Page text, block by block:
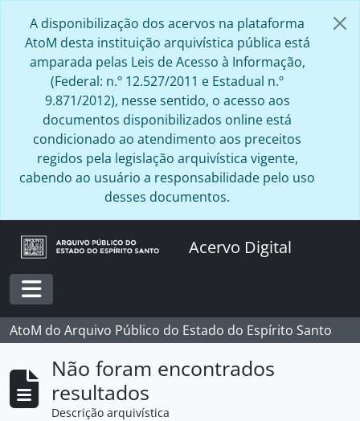
A disponibilização dos acervos na plataforma
AtoM desta instituição arquivística pública está
amparada pelas Leis de Acesso à Informação,
(Federal: n.º 12.527/2011 e Estadual n.º
9.871/2012), nesse sentido, o acesso aos
documentos disponibilizados online está
condicionado ao atendimento aos preceitos
regidos pela legislação arquivística vigente,
cabendo ao usuário a responsabilidade pelo uso
desses documentos.
Acervo Digital
Toggle navigation
AtoM do Arquivo Público do Estado do Espírito Santo
Não foram encontrados
resultados
Descrição arquivística